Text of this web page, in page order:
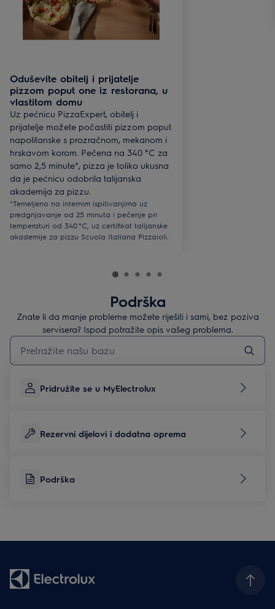
Oduševite obitelj i prijatelje
pizzom poput one iz restorana, u
vlastitom domu
Uz pećnicu PizzaExpert, obitelj i
prijatelje možete počastiti pizzom poput
napolitanske s prozračnom, mekanom i
hrskavom korom. Pečena na 340 °C za
samo 2,5 minute*, pizza je toliko ukusna
da je pećnicu odobrila talijanska
akademija za pizzu.
*Temeljeno na internim ispitivanjima uz
predgrijavanje od 25 minuta i pečenje pri
temperaturi od 340 °C, uz certifikat talijanske
akademije za pizzu Scuola Italiana Pizzaioli.
Podrška
Znate li da manje probleme možete riješiti i sami, bez poziva
servisera? Ispod potražite opis vašeg problema.
Upišite za pretraživanje članaka podrške
Pridružite se u MyElectrolux
Rezervni dijelovi i dodatna oprema
Podrška